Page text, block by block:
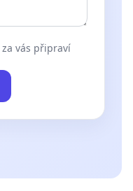
vás připraví